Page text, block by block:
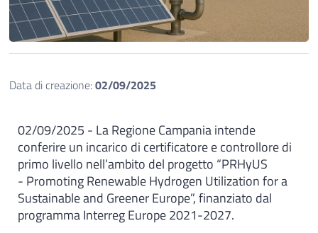
Data di creazione:02/09/2025
02/09/2025 - La Regione Campania intende
conferire un incarico di certificatore e controllore di
primo livello nell’ambito del progetto “PRHyUS
- Promoting Renewable Hydrogen Utilization for a
Sustainable and Greener Europe”, finanziato dal
programma Interreg Europe 2021-2027.